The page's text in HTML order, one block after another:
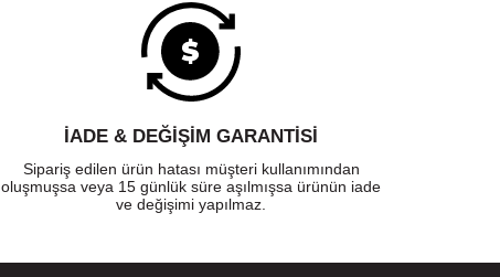
İADE & DEĞİŞİM GARANTİSİ
Sipariş edilen ürün hatası müşteri kullanımından
oluşmuşsa veya 15 günlük süre aşılmışsa ürünün iade
ve değişimi yapılmaz.